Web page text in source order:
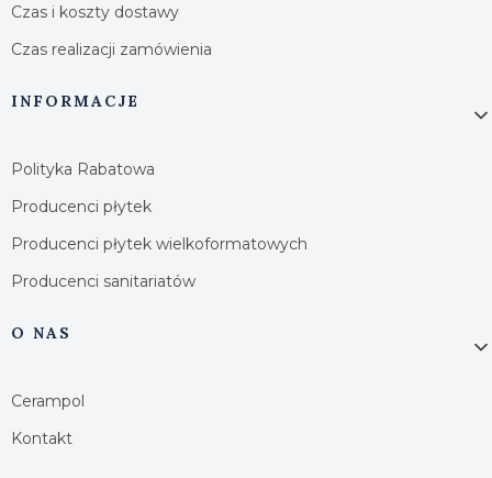
Czas i koszty dostawy
Czas realizacji zamówienia
INFORMACJE
Polityka Rabatowa
Producenci płytek
Producenci płytek wielkoformatowych
Producenci sanitariatów
O NAS
Cerampol
Kontakt